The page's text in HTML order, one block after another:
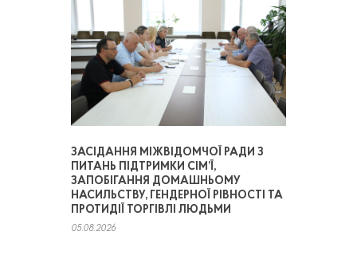
ЗАСІДАННЯ МІЖВІДОМЧОЇ РАДИ З
ПИТАНЬ ПІДТРИМКИ СІМ’Ї,
ЗАПОБІГАННЯ ДОМАШНЬОМУ
НАСИЛЬСТВУ, ГЕНДЕРНОЇ РІВНОСТІ ТА
ПРОТИДІЇ ТОРГІВЛІ ЛЮДЬМИ
05.08.2026